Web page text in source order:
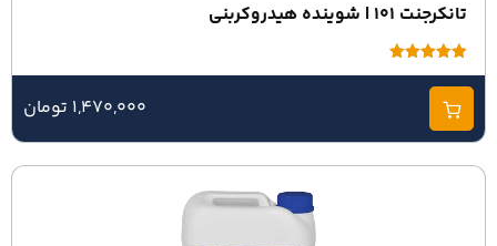
تانکرجنت 101 | شوینده هیدروکربنی
امتیاز5.00
از 5
1,470,000 تومان